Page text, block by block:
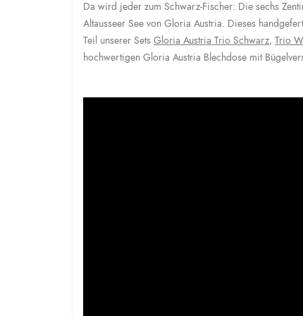
Da wird jeder zum Schwarz-Fischer: Die sechs
Altausseer See von Gloria Austria. Dieses
Teil unserer Sets Gloria Austria Trio Schwarz, Trio
hochwertigen Gloria Austria Blechdose mit